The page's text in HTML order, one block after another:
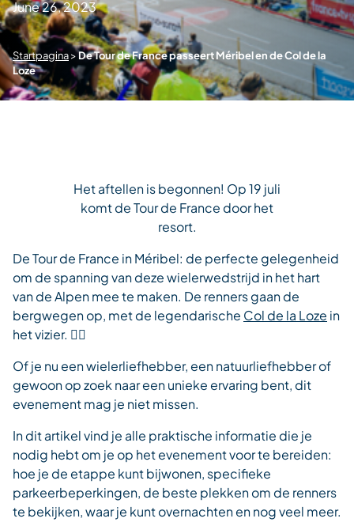
June 26, 2023
Startpagina>De Tour de France passeert Méribel en de Col de la
Loze
Het aftellen is begonnen! Op 19 juli
komt de Tour de France door het
resort.
De Tour de France in Méribel: de perfecte gelegenheid
om de spanning van deze wielerwedstrijd in het hart
van de Alpen mee te maken. De renners gaan de
bergwegen op, met de legendarische Col de la Loze in
het vizier. 🚴‍♂️
Of je nu een wielerliefhebber, een natuurliefhebber of
gewoon op zoek naar een unieke ervaring bent, dit
evenement mag je niet missen.
In dit artikel vind je alle praktische informatie die je
nodig hebt om je op het evenement voor te bereiden:
hoe je de etappe kunt bijwonen, specifieke
parkeerbeperkingen, de beste plekken om de renners
te bekijken, waar je kunt overnachten en nog veel meer.